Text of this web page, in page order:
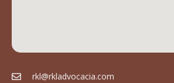
rkl@rkladvocacia.com